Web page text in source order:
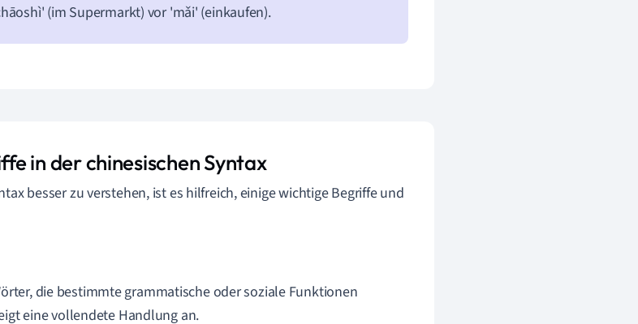
(im Supermarkt) vor 'mǎi' (einkaufen).
in der chinesischen Syntax
besser zu verstehen, ist es hilfreich, einige wichtige Begriffe und
die bestimmte grammatische oder soziale Funktionen
eine vollendete Handlung an.